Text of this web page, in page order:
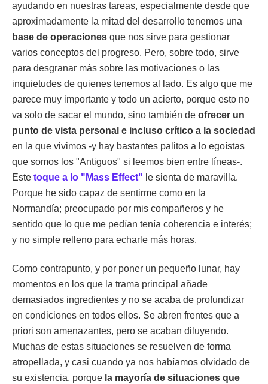
ayudando en nuestras tareas, especialmente desde que
aproximadamente la mitad del desarrollo tenemos una
base de operaciones que nos sirve para gestionar
varios conceptos del progreso. Pero, sobre todo, sirve
para desgranar más sobre las motivaciones o las
inquietudes de quienes tenemos al lado. Es algo que me
parece muy importante y todo un acierto, porque esto no
va solo de sacar el mundo, sino también de ofrecer un
punto de vista personal e incluso crítico a la sociedad
en la que vivimos -y hay bastantes palitos a lo egoístas
que somos los "Antiguos" si leemos bien entre líneas-.
Este toque a lo "Mass Effect" le sienta de maravilla.
Porque he sido capaz de sentirme como en la
Normandía; preocupado por mis compañeros y he
sentido que lo que me pedían tenía coherencia e interés;
y no simple relleno para echarle más horas.
Como contrapunto, y por poner un pequeño lunar, hay
momentos en los que la trama principal añade
demasiados ingredientes y no se acaba de profundizar
en condiciones en todos ellos. Se abren frentes que a
priori son amenazantes, pero se acaban diluyendo.
Muchas de estas situaciones se resuelven de forma
atropellada, y casi cuando ya nos habíamos olvidado de
su existencia, porque la mayoría de situaciones que